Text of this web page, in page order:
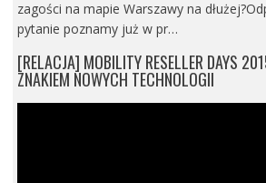
zagości na mapie Warszawy na
pytanie poznamy już w pr…
[RELACJA] MOBILITY RESELLER DAYS
ZNAKIEM NOWYCH TECHNOLOGII